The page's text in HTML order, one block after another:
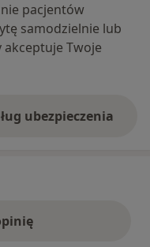
pacjentów
samodzielnie lub
Twoje
ubezpieczenia